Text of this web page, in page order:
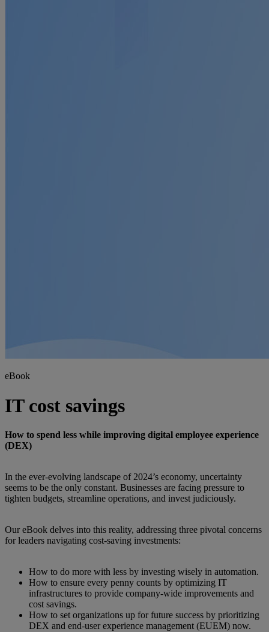
eBook
IT cost savings
How to spend less while improving digital employee experience
(DEX)
In the ever-evolving landscape of 2024’s economy, uncertainty
seems to be the only constant. Businesses are facing pressure to
tighten budgets, streamline operations, and invest judiciously.
Our eBook delves into this reality, addressing three pivotal concerns
for leaders navigating cost-saving investments:
How to do more with less by investing wisely in automation.
How to ensure every penny counts by optimizing IT
infrastructures to provide company-wide improvements and
cost savings.
How to set organizations up for future success by prioritizing
DEX and end-user experience management (EUEM) now.